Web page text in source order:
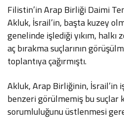
Filistin’in Arap Birliği Daimi
Akluk, İsrail’in, başta kuzey
genelinde işlediği yıkım,
aç bırakma suçlarının
toplantıya çağırmıştı.
Akluk, Arap Birliğinin, İsrail’in
benzeri görülmemiş bu suçlar
sorumluluğunu üstlenmesi